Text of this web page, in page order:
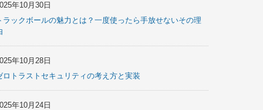
年10月30日
ラックボールの魅力とは？一度使ったら手放せないその理
年10月28日
ロトラストセキュリティの考え方と実装
年10月24日